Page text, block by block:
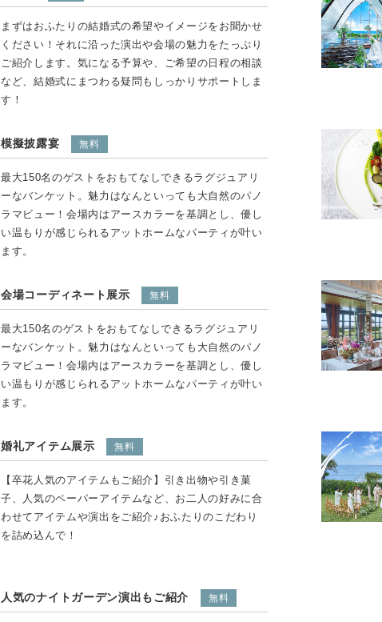
まずはおふたりの結婚式の希望やイメージをお聞かせ
ください！それに沿った演出や会場の魅力をたっぷり
ご紹介します。気になる予算や、ご希望の日程の相談
など、結婚式にまつわる疑問もしっかりサポートしま
す！
模擬披露宴 無料
最大150名のゲストをおもてなしできるラグジュアリ
ーなバンケット。魅力はなんといっても大自然のパノ
ラマビュー！会場内はアースカラーを基調とし、優し
い温もりが感じられるアットホームなパーティが叶い
ます。
会場コーディネート展示 無料
最大150名のゲストをおもてなしできるラグジュアリ
ーなバンケット。魅力はなんといっても大自然のパノ
ラマビュー！会場内はアースカラーを基調とし、優し
い温もりが感じられるアットホームなパーティが叶い
ます。
婚礼アイテム展示 無料
【卒花人気のアイテムもご紹介】引き出物や引き菓
子、人気のペーパーアイテムなど、お二人の好みに合
わせてアイテムや演出をご紹介♪おふたりのこだわり
を詰め込んで！
人気のナイトガーデン演出もご紹介 無料